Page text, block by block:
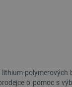
o pomoc s
v budoucích sezeních